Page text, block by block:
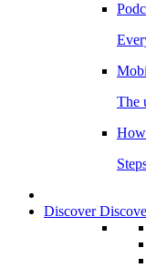
The
Discover